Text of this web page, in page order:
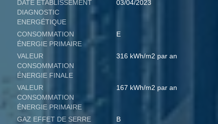
DATE ÉTABLISSEMENT
DIAGNOSTIC
ENERGÉTIQUE
03/04/2023
CONSOMMATION
ÉNERGIE PRIMAIRE
E
VALEUR
CONSOMMATION
ÉNERGIE FINALE
316 kWh/m2 par an
VALEUR
CONSOMMATION
ÉNERGIE PRIMAIRE
167 kWh/m2 par an
GAZ EFFET DE SERRE
B